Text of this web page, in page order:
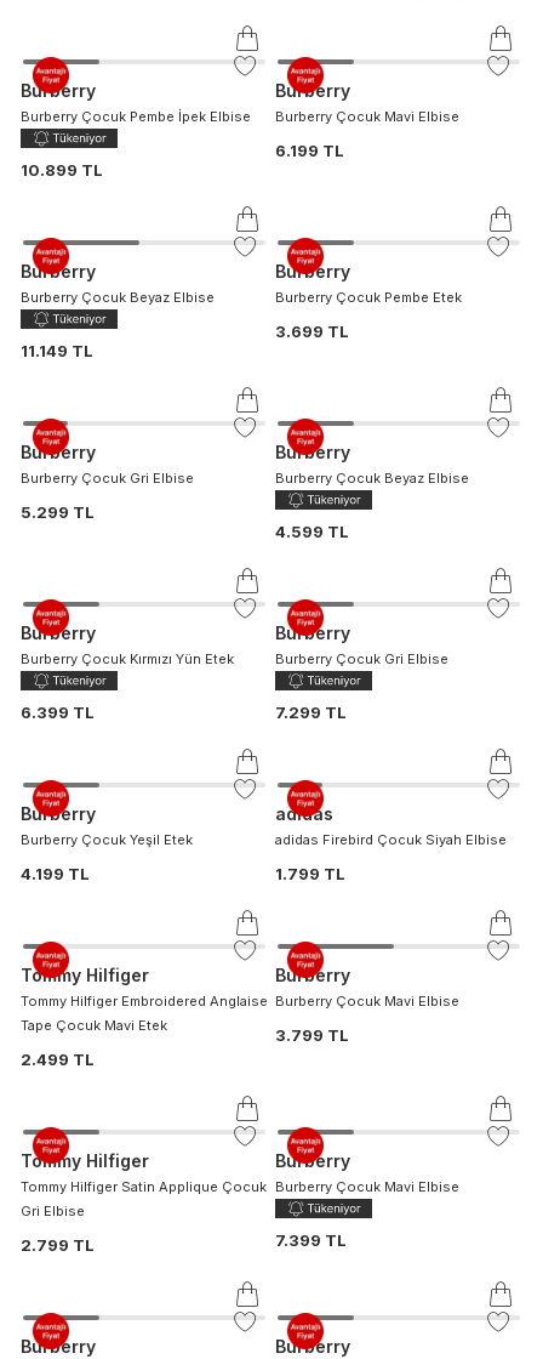
Burberry
Burberry Çocuk Pembe İpek Elbise
10.899 TL
Burberry
Burberry Çocuk Mavi Elbise
6.199 TL
Burberry
Burberry Çocuk Beyaz Elbise
11.149 TL
Burberry
Burberry Çocuk Pembe Etek
3.699 TL
Burberry
Burberry Çocuk Gri Elbise
5.299 TL
Burberry
Burberry Çocuk Beyaz Elbise
4.599 TL
Burberry
Burberry Çocuk Kırmızı Yün Etek
6.399 TL
Burberry
Burberry Çocuk Gri Elbise
7.299 TL
Burberry
Burberry Çocuk Yeşil Etek
4.199 TL
adidas
adidas Firebird Çocuk Siyah Elbise
1.799 TL
Tommy Hilfiger
Tommy Hilfiger Embroidered Anglaise
Tape Çocuk Mavi Etek
2.499 TL
Burberry
Burberry Çocuk Mavi Elbise
3.799 TL
Tommy Hilfiger
Tommy Hilfiger Satin Applique Çocuk
Gri Elbise
2.799 TL
Burberry
Burberry Çocuk Mavi Elbise
7.399 TL
Burberry Burberry